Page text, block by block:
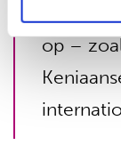
op –